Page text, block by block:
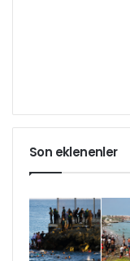
Son eklenenler